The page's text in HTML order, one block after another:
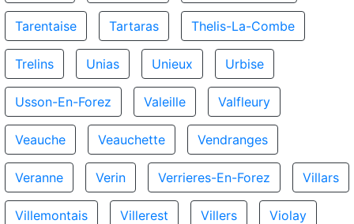
Tarentaise Tartaras Thelis-La-Combe
Trelins Unias Unieux Urbise
Usson-En-Forez Valeille Valfleury
Veauche Veauchette Vendranges
Veranne Verin Verrieres-En-Forez Villars
Villemontais Villerest Villers Violay